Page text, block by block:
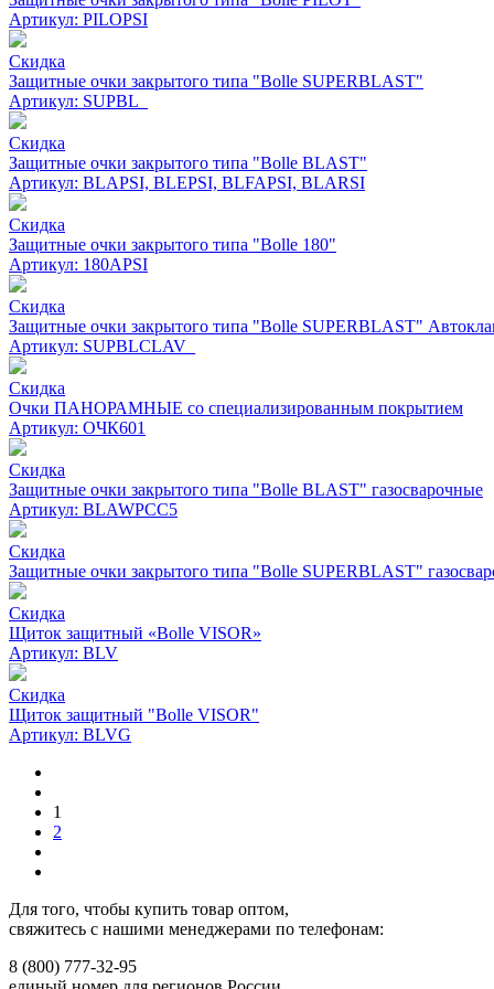
Артикул: PILOPSI
Скидка
Защитные очки закрытого типа "Bolle SUPERBLAST"
Артикул: SUPBL_
Скидка
Защитные очки закрытого типа "Bolle BLAST"
Артикул: BLAPSI, BLEPSI, BLFAPSI, BLARSI
Скидка
Защитные очки закрытого типа "Bolle 180"
Артикул: 180APSI
Скидка
Защитные очки закрытого типа "Bolle SUPERBLAST"
Артикул: SUPBLCLAV_
Скидка
Очки ПАНОРАМНЫЕ со специализированным покрытием
Артикул: ОЧК601
Скидка
Защитные очки закрытого типа "Bolle BLAST" газосварочные
Артикул: BLAWPCC5
Скидка
Защитные очки закрытого типа "Bolle SUPERBLAST"
Скидка
Щиток защитный «Bolle VISOR»
Артикул: BLV
Скидка
Щиток защитный "Bolle VISOR"
Артикул: BLVG
1
2
Для того, чтобы купить товар оптом,
свяжитесь с нашими менеджерами по телефонам:
8 (800) 777-32-95